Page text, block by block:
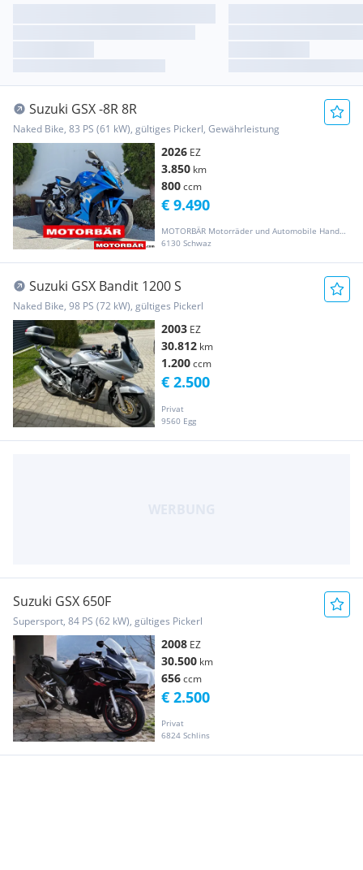
Suzuki GSX -8R 8R
Naked Bike, 83 PS (61 kW), gültiges Pickerl, Gewährleistung
2026 EZ
3.850 km
800ccm
MOTORBÄR Motorräder und Automobile Handelsgesellschaft m.b.H.
6130 Schwaz
€ 9.490
Suzuki GSX Bandit 1200 S
Naked Bike, 98 PS (72 kW), gültiges Pickerl
2003 EZ
30.812 km
1.200ccm
Privat
9560 Egg
€ 2.500
Suzuki GSX 650F
Supersport, 84 PS (62 kW), gültiges Pickerl
2008 EZ
30.500 km
656ccm
Privat
6824 Schlins
€ 2.500